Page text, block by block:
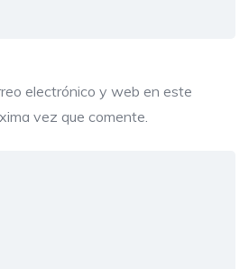
electrónico y web en este
vez que comente.